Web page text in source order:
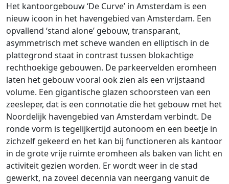
Het kantoorgebouw ‘De Curve’ in Amsterdam is een
nieuw icoon in het havengebied van Amsterdam. Een
opvallend ‘stand alone’ gebouw, transparant,
asymmetrisch met scheve wanden en elliptisch in de
plattegrond staat in contrast tussen blokachtige
rechthoekige gebouwen. De parkeervelden eromheen
laten het gebouw vooral ook zien als een vrijstaand
volume. Een gigantische glazen schoorsteen van een
zeesleper, dat is een connotatie die het gebouw met het
Noordelijk havengebied van Amsterdam verbindt. De
ronde vorm is tegelijkertijd autonoom en een beetje in
zichzelf gekeerd en het kan bij functioneren als kantoor
in de grote vrije ruimte eromheen als baken van licht en
activiteit gezien worden. Er wordt weer in de stad
gewerkt, na zoveel decennia van neergang vanuit de